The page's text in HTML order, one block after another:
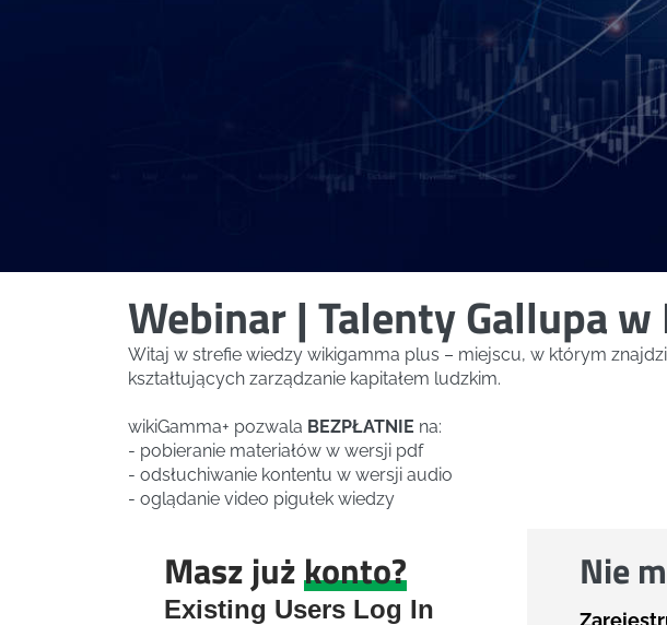
Webinar | Talenty Gallupa
Witaj w strefie wiedzy wikigamma plus – miejscu, w którym
kształtujących zarządzanie kapitałem ludzkim.
wikiGamma+ pozwala BEZPŁATNIE na:
- pobieranie materiałów w wersji pdf
- odsłuchiwanie kontentu w wersji audio
- oglądanie video pigułek wiedzy
Masz jużkonto?
Existing Users Log In
Nie